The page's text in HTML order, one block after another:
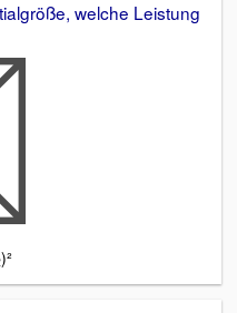
welche Leistung
)²